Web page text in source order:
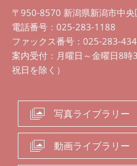
〒950-8570 新潟県新潟市中央
電話番号：025-283-1188
ファックス番号：025-283-
案内受付：月曜日～金曜日8時
祝日を除く）
写真ライブラリー
動画ライブラリー